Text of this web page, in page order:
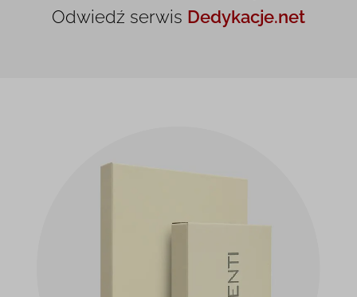
Odwiedź serwis Dedykacje.net